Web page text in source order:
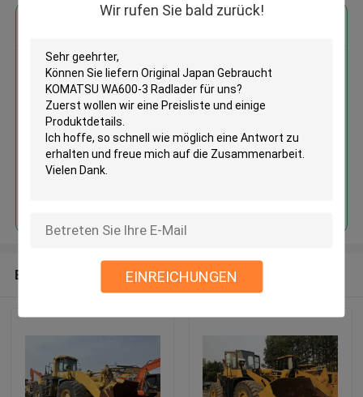
Wir rufen Sie bald zurück!
EINREICHUNGEN
Original Japan Gebraucht
KOMATSU WA600-3 Radlader
Empfohlene Produkte